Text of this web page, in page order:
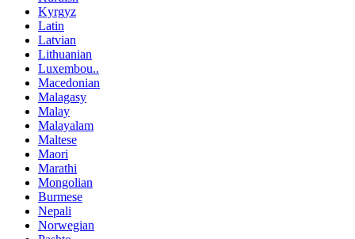
Kyrgyz
Latin
Latvian
Lithuanian
Luxembou..
Macedonian
Malagasy
Malay
Malayalam
Maltese
Maori
Marathi
Mongolian
Burmese
Nepali
Norwegian